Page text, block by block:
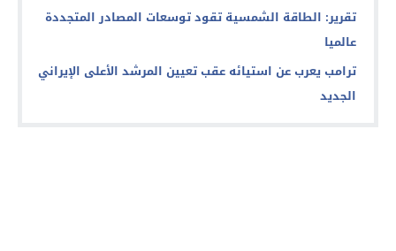
تقرير: الطاقة الشمسية تقود توسعات المصادر المتجددة
عالميا
ترامب يعرب عن استيائه عقب تعيين المرشد الأعلى الإيراني
الجديد